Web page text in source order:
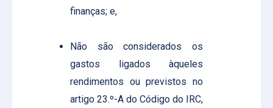
finanças; e,
Não são considerados os
gastos ligados àqueles
rendimentos ou previstos no
artigo 23.º-A do Código do IRC,